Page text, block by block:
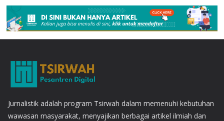
Jurnalistik adalah program Tsirwah dalam memenuhi kebutuhan
wawasan masyarakat, menyajikan berbagai artikel ilmiah dan